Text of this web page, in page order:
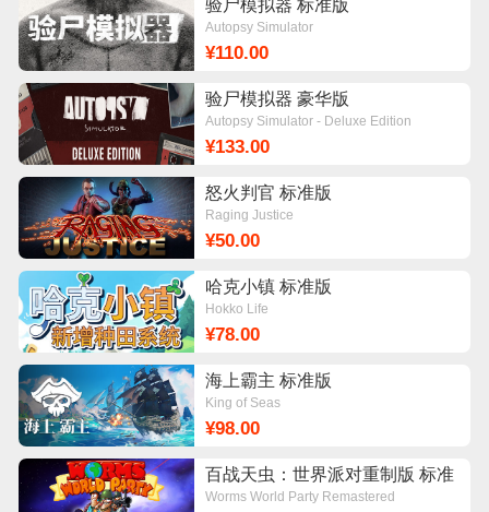
验尸模拟器 标准版
Autopsy Simulator
¥110.00
验尸模拟器 豪华版
Autopsy Simulator - Deluxe Edition
¥133.00
怒火判官 标准版
Raging Justice
¥50.00
哈克小镇 标准版
Hokko Life
¥78.00
海上霸主 标准版
King of Seas
¥98.00
百战天虫：世界派对重制版 标准
版
Worms World Party Remastered